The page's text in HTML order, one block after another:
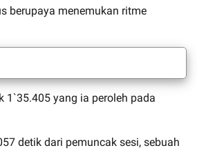
berupaya menemukan ritme
1`35.405 yang ia peroleh pada
detik dari pemuncak sesi, sebuah